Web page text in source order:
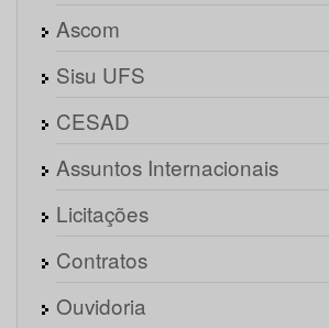
Ascom
Sisu UFS
CESAD
Assuntos Internacionais
Licitações
Contratos
Ouvidoria